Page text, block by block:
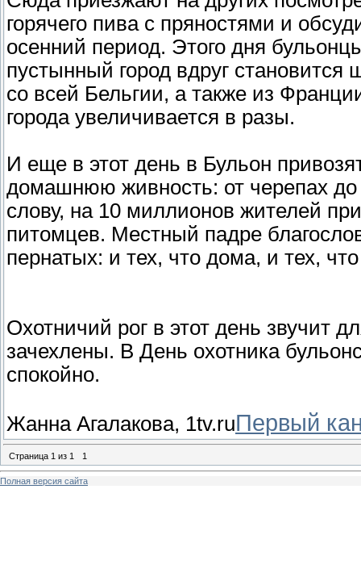
горячего пива с пряностями и
осенний период. Этого дня
пустынный город вдруг
со всей Бельгии, а также из
города увеличивается в разы.
И еще в этот день в Бульон
домашнюю живность: от черепах до
слову, на 10 миллионов жителей
питомцев. Местный падре
пернатых: и тех, что дома, и тех,
Охотничий рог в этот день звучит
зачехлены. В День охотника
спокойно.
Жанна Агалакова, 1tv.ruПервый
Страница 1 из 1 1
Полная версия сайта